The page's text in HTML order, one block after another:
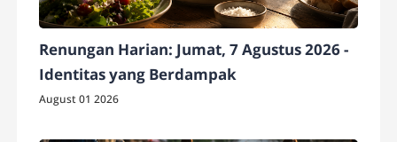
Renungan Harian: Jumat, 7 Agustus 2026 -
Identitas yang Berdampak
August 01 2026